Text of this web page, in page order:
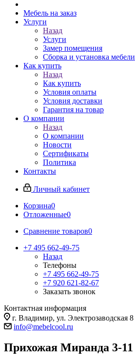
Мебель на заказ
Услуги
Назад
Услуги
Замер помещения
Сборка и установка мебели
Как купить
Назад
Как купить
Условия оплаты
Условия доставки
Гарантия на товар
О компании
Назад
О компании
Новости
Сертификаты
Политика
Контакты
Личный кабинет
Корзина0
Отложенные0
Сравнение товаров0
+7 495 662-49-75
Назад
Телефоны
+7 495 662-49-75
+7 920 621-82-67
Заказать звонок
Контактная информация
г. Владимир, ул. Электрозаводская 8
info@mebelcool.ru
Прихожая Миранда 3-11